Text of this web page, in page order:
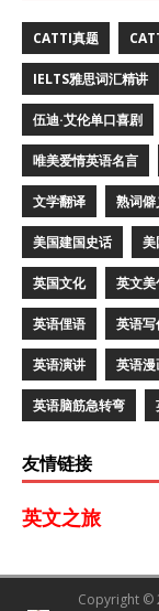
CATTI真题
IELTS雅思词汇精讲
伍迪·艾伦单口喜剧
唯美爱情英语名言
文学翻译 熟词僻
美国建国史话 美
英国文化 英文
英语俚语 英语写
英语演讲 英语漫
英语脑筋急转弯
友情链接
英文之旅
Copyright ©